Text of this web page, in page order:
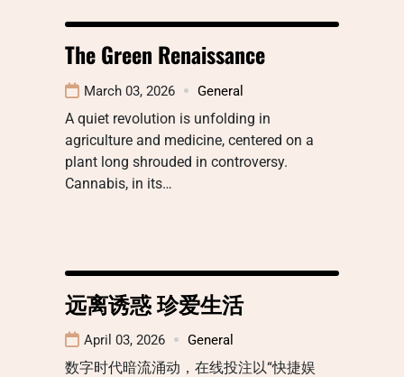
The Green Renaissance
March 03, 2026 General
A quiet revolution is unfolding in
agriculture and medicine, centered on a
plant long shrouded in controversy.
Cannabis, in its…
远离诱惑 珍爱生活
April 03, 2026 General
数字时代暗流涌动，在线投注以“快捷娱